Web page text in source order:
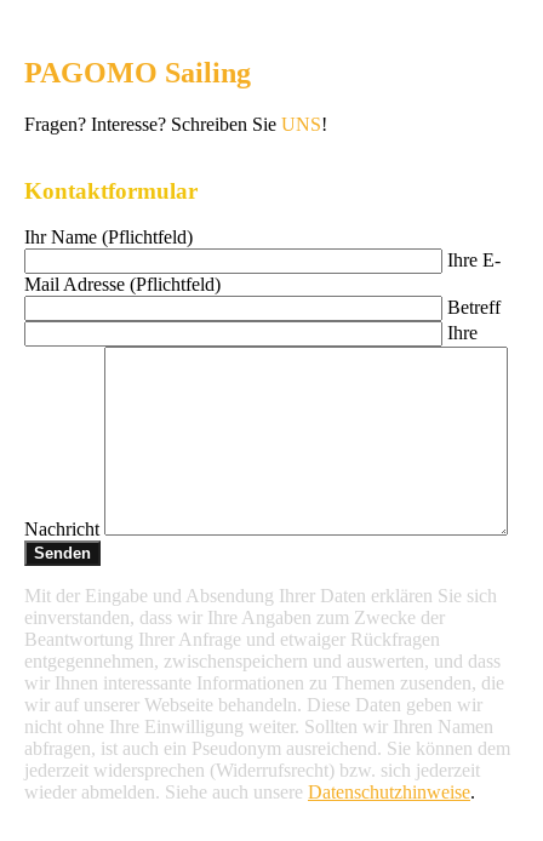
PAGOMO Sailing
Fragen? Interesse? Schreiben Sie UNS!
Kontaktformular
Ihr Name (Pflichtfeld)
Ihre E-
Mail Adresse (Pflichtfeld)
Betreff
Ihre
Nachricht
Mit der Eingabe und Absendung Ihrer Daten erklären Sie sich
einverstanden, dass wir Ihre Angaben zum Zwecke der
Beantwortung Ihrer Anfrage und etwaiger Rückfragen
entgegennehmen, zwischenspeichern und auswerten, und dass
wir Ihnen interessante Informationen zu Themen zusenden, die
wir auf unserer Webseite behandeln. Diese Daten geben wir
nicht ohne Ihre Einwilligung weiter. Sollten wir Ihren Namen
abfragen, ist auch ein Pseudonym ausreichend. Sie können dem
jederzeit widersprechen (Widerrufsrecht) bzw. sich jederzeit
wieder abmelden. Siehe auch unsere Datenschutzhinweise.